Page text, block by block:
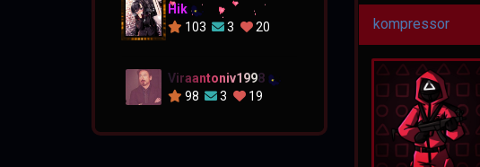
kompressor
Hik
103
3 20
Viraantoniv1998
98
3 19